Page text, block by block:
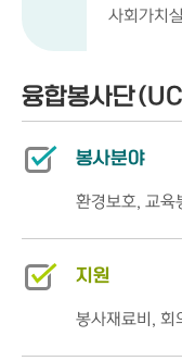
사회가치
융합봉사단
봉사분야
환경보호, 교육
지원
봉사재료비, 회